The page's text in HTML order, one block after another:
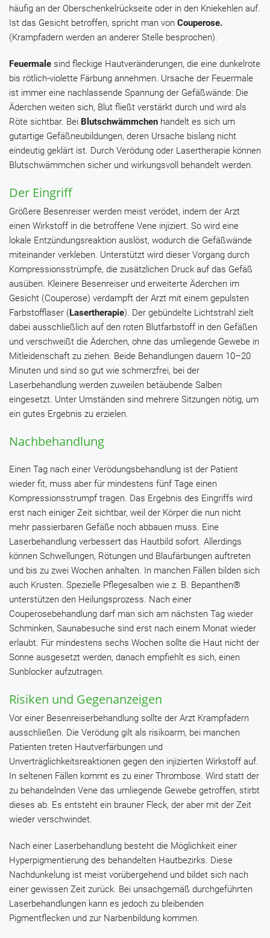
häufig an der Oberschenkelrückseite oder in den Kniekehlen auf.
Ist das Gesicht betroffen, spricht man von Couperose.
(Krampfadern werden an anderer Stelle besprochen).
Feuermale sind fleckige Hautveränderungen, die eine dunkelrote
bis rötlich-violette Färbung annehmen. Ursache der Feuermale
ist immer eine nachlassende Spannung der Gefäßwände: Die
Äderchen weiten sich, Blut fließt verstärkt durch und wird als
Röte sichtbar. Bei Blutschwämmchen handelt es sich um
gutartige Gefäßneubildungen, deren Ursache bislang nicht
eindeutig geklärt ist. Durch Verödung oder Lasertherapie können
Blutschwämmchen sicher und wirkungsvoll behandelt werden.
Der Eingriff
Größere Besenreiser werden meist verödet, indem der Arzt
einen Wirkstoff in die betroffene Vene injiziert. So wird eine
lokale Entzündungsreaktion auslöst, wodurch die Gefäßwände
miteinander verkleben. Unterstützt wird dieser Vorgang durch
Kompressionsstrümpfe, die zusätzlichen Druck auf das Gefäß
ausüben. Kleinere Besenreiser und erweiterte Äderchen im
Gesicht (Couperose) verdampft der Arzt mit einem gepulsten
Farbstofflaser (Lasertherapie). Der gebündelte Lichtstrahl zielt
dabei ausschließlich auf den roten Blutfarbstoff in den Gefäßen
und verschweißt die Äderchen, ohne das umliegende Gewebe in
Mitleidenschaft zu ziehen. Beide Behandlungen dauern 10–20
Minuten und sind so gut wie schmerzfrei, bei der
Laserbehandlung werden zuweilen betäubende Salben
eingesetzt. Unter Umständen sind mehrere Sitzungen nötig, um
ein gutes Ergebnis zu erzielen.
Nachbehandlung
Einen Tag nach einer Verödungsbehandlung ist der Patient
wieder fit, muss aber für mindestens fünf Tage einen
Kompressionsstrumpf tragen. Das Ergebnis des Eingriffs wird
erst nach einiger Zeit sichtbar, weil der Körper die nun nicht
mehr passierbaren Gefäße noch abbauen muss. Eine
Laserbehandlung verbessert das Hautbild sofort. Allerdings
können Schwellungen, Rötungen und Blaufärbungen auftreten
und bis zu zwei Wochen anhalten. In manchen Fällen bilden sich
auch Krusten. Spezielle Pflegesalben wie z. B. Bepanthen®
unterstützen den Heilungsprozess. Nach einer
Couperosebehandlung darf man sich am nächsten Tag wieder
Schminken, Saunabesuche sind erst nach einem Monat wieder
erlaubt. Für mindestens sechs Wochen sollte die Haut nicht der
Sonne ausgesetzt werden, danach empfiehlt es sich, einen
Sunblocker aufzutragen.
Risiken und Gegenanzeigen
Vor einer Besenreiserbehandlung sollte der Arzt Krampfadern
ausschließen. Die Verödung gilt als risikoarm, bei manchen
Patienten treten Hautverfärbungen und
Unverträglichkeitsreaktionen gegen den injizierten Wirkstoff auf.
In seltenen Fällen kommt es zu einer Thrombose. Wird statt der
zu behandelnden Vene das umliegende Gewebe getroffen, stirbt
dieses ab. Es entsteht ein brauner Fleck, der aber mit der Zeit
wieder verschwindet.
Nach einer Laserbehandlung besteht die Möglichkeit einer
Hyperpigmentierung des behandelten Hautbezirks. Diese
Nachdunkelung ist meist vorübergehend und bildet sich nach
einer gewissen Zeit zurück. Bei unsachgemäß durchgeführten
Laserbehandlungen kann es jedoch zu bleibenden
Pigmentflecken und zur Narbenbildung kommen.